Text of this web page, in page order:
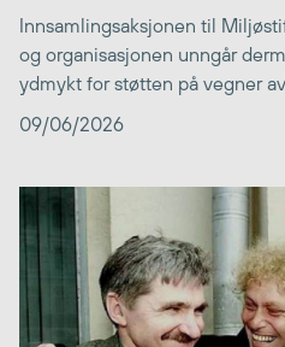
Innsamlingsaksjonen til
og organisasjonen unngår
ydmykt for støtten på vegner
09/06/2026